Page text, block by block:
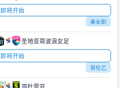
即将开始
美女职
圣地亚哥波浪女足
即将开始
哥伦乙